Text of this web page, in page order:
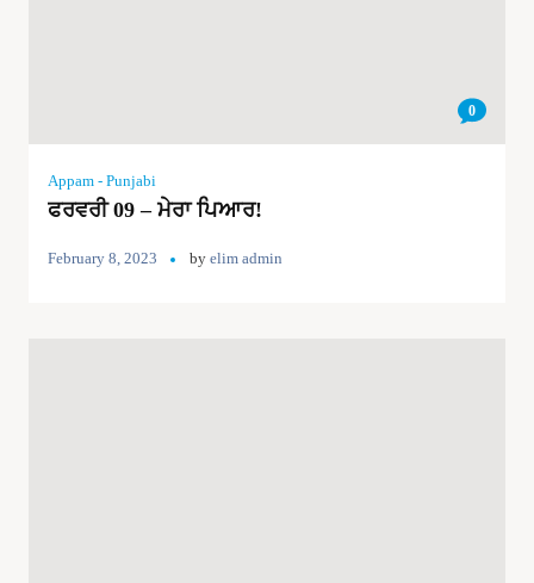
0
Appam - Punjabi
ਫਰਵਰੀ 09 – ਮੇਰਾ ਪਿਆਰ!
February 8, 2023 by elim admin